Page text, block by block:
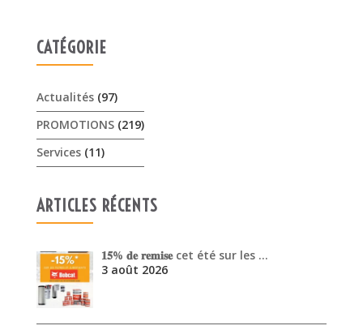
CATÉGORIE
Actualités(97)
PROMOTIONS(219)
Services(11)
ARTICLES RÉCENTS
𝟏𝟓% 𝐝𝐞 𝐫𝐞𝐦𝐢𝐬𝐞 cet été sur les …
3 août 2026